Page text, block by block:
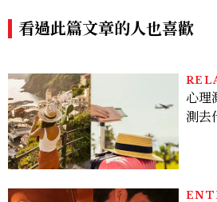
量！看過此篇文章的人也喜歡
心理
測去